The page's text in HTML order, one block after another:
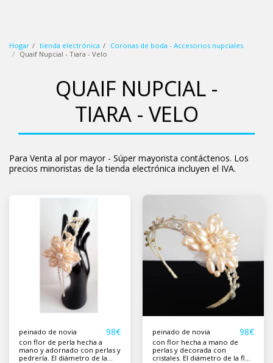
Hogar tienda electrónica
Coronas de boda - Accesorios nupciales
Quaif Nupcial - Tiara - Velo
QUAIF NUPCIAL -
TIARA - VELO
Para Venta al por mayor - Súper mayorista contáctenos. Los
precios minoristas de la tienda electrónica incluyen el IVA.
peinado de novia 98€
con flor de perla hecha a
mano y adornado con perlas y
pedrería. El diámetro de la
peinado de novia 98€
con flor hecha a mano de
perlas y decorada con
cristales. El diámetro de la flor